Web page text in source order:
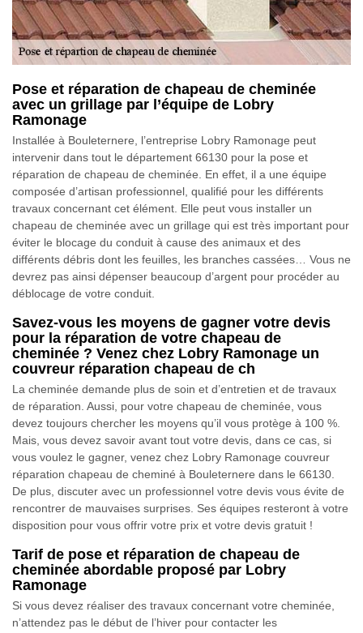
Pose et réparation de chapeau de cheminée
avec un grillage par l’équipe de Lobry
Ramonage
Installée à Bouleternere, l’entreprise Lobry Ramonage peut
intervenir dans tout le département 66130 pour la pose et
réparation de chapeau de cheminée. En effet, il a une équipe
composée d’artisan professionnel, qualifié pour les différents
travaux concernant cet élément. Elle peut vous installer un
chapeau de cheminée avec un grillage qui est très important pour
éviter le blocage du conduit à cause des animaux et des
différents débris dont les feuilles, les branches cassées… Vous ne
devrez pas ainsi dépenser beaucoup d’argent pour procéder au
déblocage de votre conduit.
Savez-vous les moyens de gagner votre devis
pour la réparation de votre chapeau de
cheminée ? Venez chez Lobry Ramonage un
couvreur réparation chapeau de ch
La cheminée demande plus de soin et d’entretien et de travaux
de réparation. Aussi, pour votre chapeau de cheminée, vous
devez toujours chercher les moyens qu’il vous protège à 100 %.
Mais, vous devez savoir avant tout votre devis, dans ce cas, si
vous voulez le gagner, venez chez Lobry Ramonage couvreur
réparation chapeau de cheminé à Bouleternere dans le 66130.
De plus, discuter avec un professionnel votre devis vous évite de
rencontrer de mauvaises surprises. Ses équipes resteront à votre
disposition pour vous offrir votre prix et votre devis gratuit !
Tarif de pose et réparation de chapeau de
cheminée abordable proposé par Lobry
Ramonage
Si vous devez réaliser des travaux concernant votre cheminée,
n’attendez pas le début de l’hiver pour contacter les